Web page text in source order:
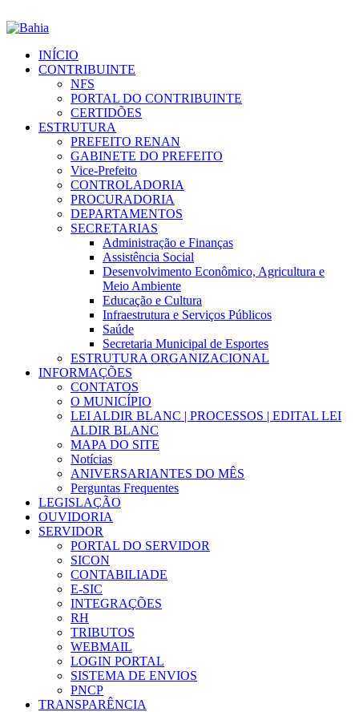
INÍCIO
CONTRIBUINTE
NFS
PORTAL DO CONTRIBUINTE
CERTIDÕES
ESTRUTURA
PREFEITO RENAN
GABINETE DO PREFEITO
Vice-Prefeito
CONTROLADORIA
PROCURADORIA
DEPARTAMENTOS
SECRETARIAS
Administração e Finanças
Assistência Social
Desenvolvimento Econômico, Agricultura e
Meio Ambiente
Educação e Cultura
Infraestrutura e Serviços Públicos
Saúde
Secretaria Municipal de Esportes
ESTRUTURA ORGANIZACIONAL
INFORMAÇÕES
CONTATOS
O MUNICÍPIO
LEI ALDIR BLANC | PROCESSOS | EDITAL LEI
ALDIR BLANC
MAPA DO SITE
Notícias
ANIVERSARIANTES DO MÊS
Perguntas Frequentes
LEGISLAÇÃO
OUVIDORIA
SERVIDOR
PORTAL DO SERVIDOR
SICON
CONTABILIADE
E-SIC
INTEGRAÇÕES
RH
TRIBUTOS
WEBMAIL
LOGIN PORTAL
SISTEMA DE ENVIOS
PNCP
TRANSPARÊNCIA